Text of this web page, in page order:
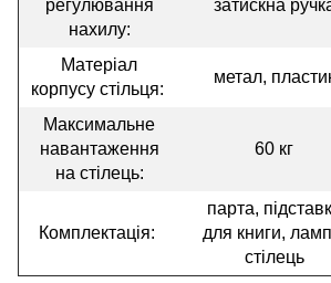
регулювання
нахилу:
затискна
Матеріал
корпусу стільця:
метал,
Максимальне
навантаження
на стілець:
60 кг
Комплектація:
парта,
для книги,
стілець